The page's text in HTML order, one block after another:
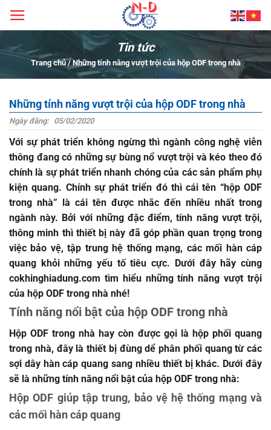
qua
dung
Tin tức
Trang chủ/Những tính năng vượt trội của hộp ODF trong nhà
Những tính năng vượt trội của hộp ODF trong nhà
Ngày đăng: 05/02/2020
Với sự phát triển không ngừng thì ngành công nghệ viễn
thông đang có những sự bùng nổ vượt trội và kéo theo đó
chính là sự phát triển nhanh chóng của các sản phẩm phụ
kiện quang. Chính sự phát triển đó thì cái tên “hộp ODF
trong nhà” là cái tên được nhắc đến nhiều nhất trong
ngành này. Bởi với những đặc điểm, tính năng vượt trội,
thông minh thì thiết bị này đã góp phần quan trọng trong
việc bảo vệ, tập trung hệ thống mạng, các mối hàn cáp
quang khỏi những yếu tố tiêu cực. Dưới đây hãy cùng
cokhinghiadung.com tìm hiểu những tính năng vượt trội
của hộp ODF trong nhà nhé!
Tính năng nổi bật của hộp ODF trong nhà
Hộp ODF trong nhà hay còn được gọi là hộp phối quang
trong nhà, đây là thiết bị đùng dể phân phối quang từ các
sợi dây hàn cáp quang sang nhiều thiết bị khác. Dưới đây
sẽ là những tính năng nổi bật của hộp ODF trong nhà:
Hộp ODF giúp tập trung, bảo vệ hệ thống mạng và
các mối hàn cáp quang